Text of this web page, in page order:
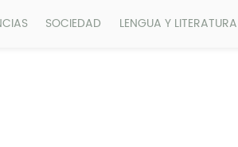
SOCIEDAD LENGUA Y LITERATURA